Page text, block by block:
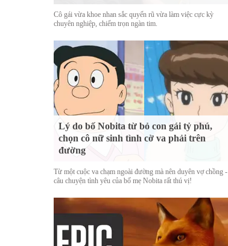
Cô gái vừa khoe nhan sắc quyến rũ vừa làm việc cực kỳ
chuyên nghiệp, chiếm trọn ngàn tim.
Lý do bố Nobita từ bỏ con gái tỷ phú,
chọn cô nữ sinh tình cờ va phải trên
đường
Từ một cuộc va chạm ngoài đường mà nên duyên vợ chồng -
câu chuyện tình yêu của bố mẹ Nobita rất thú vị!